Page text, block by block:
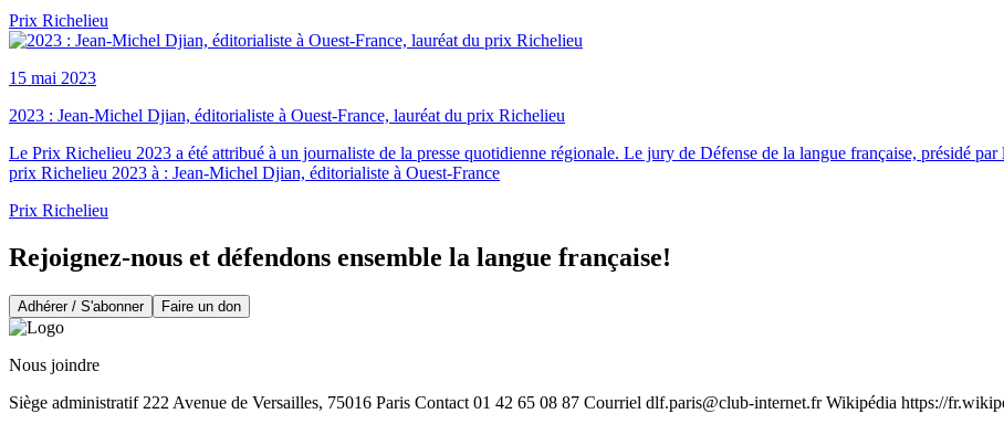
Prix Richelieu
15 mai 2023
2023 : Jean-Michel Djian, éditorialiste à Ouest-France, lauréat du prix Richelieu
Le Prix Richelieu 2023 a été attribué à un journaliste de la presse quotidienne régionale. Le jury de Défense de la langue française, présidé
prix Richelieu 2023 à : Jean-Michel Djian, éditorialiste à Ouest-France
Prix Richelieu
Rejoignez-nous et défendons ensemble la langue française!
Adhérer / S'abonner Faire un don
Nous joindre
Siège administratif 222 Avenue de Versailles, 75016 Paris Contact 01 42 65 08 87 Courriel dlf.paris@club-internet.frWikipédia https://